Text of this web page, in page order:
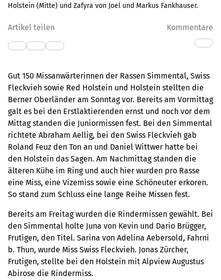
Holstein (Mitte) und Zafyra von Joel und Markus Fankhauser.
Artikel teilen Kommentare
Gut 150 Missanwärterinnen der Rassen Simmental, Swiss
Fleckvieh sowie Red Holstein und Holstein stellten die
Berner Oberländer am Sonntag vor. Bereits am Vormittag
galt es bei den Erstlaktierenden ernst und noch vor dem
Mittag standen die Juniormissen fest. Bei den Simmental
richtete Abraham Aellig, bei den Swiss Fleckvieh gab
Roland Feuz den Ton an und Daniel Wittwer hatte bei
den Holstein das Sagen. Am Nachmittag standen die
älteren Kühe im Ring und auch hier wurden pro Rasse
eine Miss, eine Vizemiss sowie eine Schöneuter erkoren.
So stand zum Schluss eine lange Reihe Missen fest.
Bereits am Freitag wurden die Rindermissen gewählt. Bei
den Simmental holte Juna von Kevin und Dario Brügger,
Frutigen, den Titel. Sarina von Adelina Aebersold, Fahrni
b. Thun, wurde Miss Swiss Fleckvieh. Jonas Zürcher,
Frutigen, stellte bei den Holstein mit Alpview Augustus
Abirose die Rindermiss.